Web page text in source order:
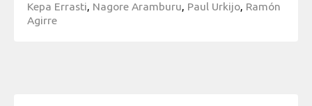
Kepa Errasti, Nagore Aramburu, Paul Urkijo, Ramón
Agirre